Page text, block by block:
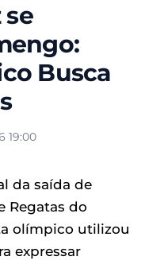
Busca
19:00
da saída de
Regatas do
olímpico utilizou
expressar